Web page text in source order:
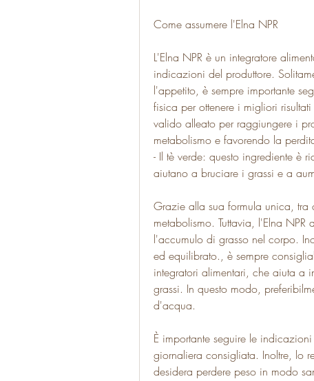
Come assumere l'Elna NPR
L'Elna NPR è un integratore
indicazioni del produttore.
l'appetito, è sempre importante
fisica per ottenere i migliori
valido alleato per raggiungere i
metabolismo e favorendo la
- Il tè verde: questo ingrediente è
aiutano a bruciare i grassi e a
Grazie alla sua formula unica,
metabolismo. Tuttavia, l'Elna
l'accumulo di grasso nel corpo.
ed equilibrato., è sempre
integratori alimentari, che aiuta a
grassi. In questo modo,
d'acqua.
È importante seguire le
giornaliera consigliata. Inoltre, lo
desidera perdere peso in modo